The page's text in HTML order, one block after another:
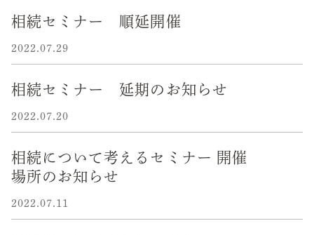
相続セミナー 順延開催
2022.07.29
相続セミナー 延期のお知らせ
2022.07.20
相続について考えるセミナー 開催
場所のお知らせ
2022.07.11